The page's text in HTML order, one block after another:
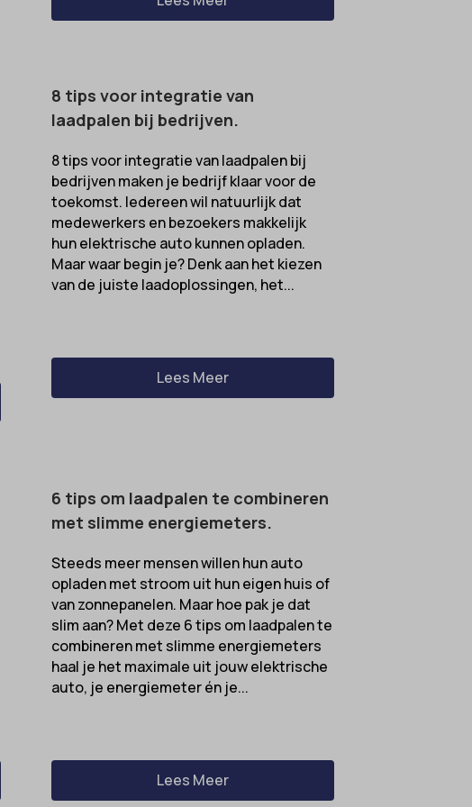
8 tips voor integratie van
laadpalen bij bedrijven.
8 tips voor integratie van laadpalen bij
bedrijven maken je bedrijf klaar voor de
toekomst. Iedereen wil natuurlijk dat
medewerkers en bezoekers makkelijk
hun elektrische auto kunnen opladen.
Maar waar begin je? Denk aan het kiezen
van de juiste laadoplossingen, het...
Lees Meer
6 tips om laadpalen te combineren
met slimme energiemeters.
Steeds meer mensen willen hun auto
opladen met stroom uit hun eigen huis of
van zonnepanelen. Maar hoe pak je dat
slim aan? Met deze 6 tips om laadpalen te
combineren met slimme energiemeters
haal je het maximale uit jouw elektrische
auto, je energiemeter én je...
Lees Meer